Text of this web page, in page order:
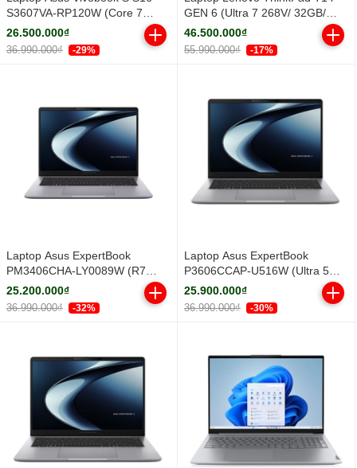
S3607VA-RP120W (Core 7
240H/ 16GB/ 512GB SSD/ 16
inch WUXGA/ Win11/ Silver/ Vỏ
nhôm)
26.500.000₫
36.990.000₫ -29%
GEN 6 (Ultra 7 268V/ 32GB/
512GB SSD/ 14 inch WUXGA/
NoOS/ Black/ Vỏ nhôm/ 3Y)
46.500.000₫
55.990.000₫ -17%
Laptop Asus ExpertBook
PM3406CHA-LY0089W (R7
8840HS/ 16GB/ 512GB SSD/ 14
inch WUXGA/ Win11/ Grey/ Vỏ
nhôm)
25.200.000₫
36.990.000₫ -32%
Laptop Asus ExpertBook
P3606CCAP-U516W (Ultra 5
225H/ 16GB/ 512GB SSD/ 16
inch WUXGA/ Win11/ Grey)
25.900.000₫
36.990.000₫ -30%